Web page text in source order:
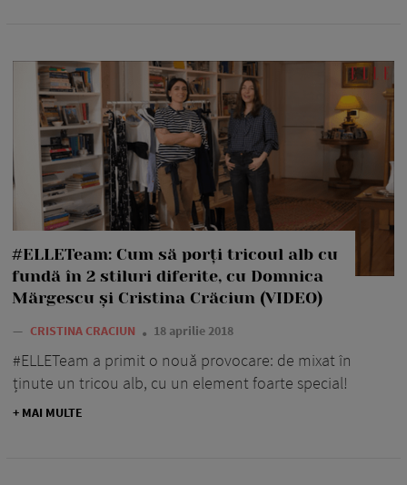
#ELLETeam: Cum să porți tricoul alb cu
fundă în 2 stiluri diferite, cu Domnica
Mărgescu și Cristina Crăciun (VIDEO)
— CRISTINA CRACIUN 18 aprilie 2018
#ELLETeam a primit o nouă provocare: de mixat în
ținute un tricou alb, cu un element foarte special!
+ MAI MULTE